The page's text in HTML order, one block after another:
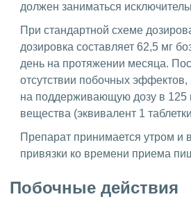
должен заниматься
При стандартной схеме
дозировка составляет 62,5 мг
день на протяжении месяца.
отсутствии побочных
на поддерживающую дозу в 125
вещества (эквивалент 1
Препарат принимается утром и
привязки ко времени приема
Побочные действия